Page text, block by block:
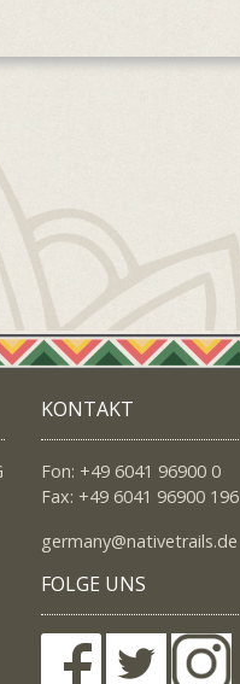
KONTAKT
Fon: +49 6041 96900 0
Fax: +49 6041 96900 196
germany@nativetrails.de
FOLGE UNS